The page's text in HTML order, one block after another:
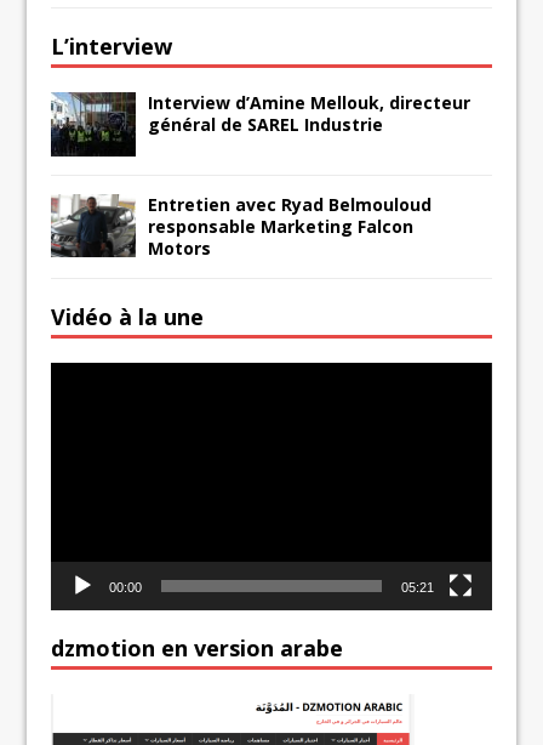
L’interview
Interview d’Amine Mellouk, directeur
général de SAREL Industrie
Entretien avec Ryad Belmouloud
responsable Marketing Falcon
Motors
Vidéo à la une
00:00 05:21
dzmotion en version arabe